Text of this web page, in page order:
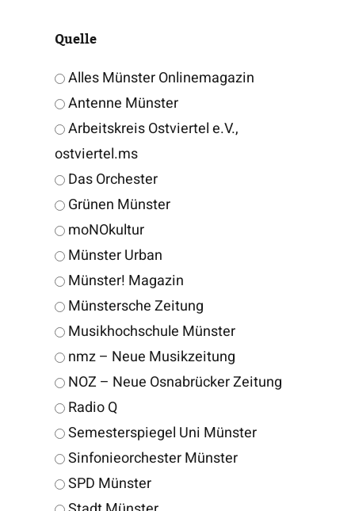
Quelle
Alles Münster Onlinemagazin
Antenne Münster
Arbeitskreis Ostviertel e.V.,
ostviertel.ms
Das Orchester
Grünen Münster
moNOkultur
Münster Urban
Münster! Magazin
Münstersche Zeitung
Musikhochschule Münster
nmz – Neue Musikzeitung
NOZ – Neue Osnabrücker Zeitung
Radio Q
Semesterspiegel Uni Münster
Sinfonieorchester Münster
SPD Münster